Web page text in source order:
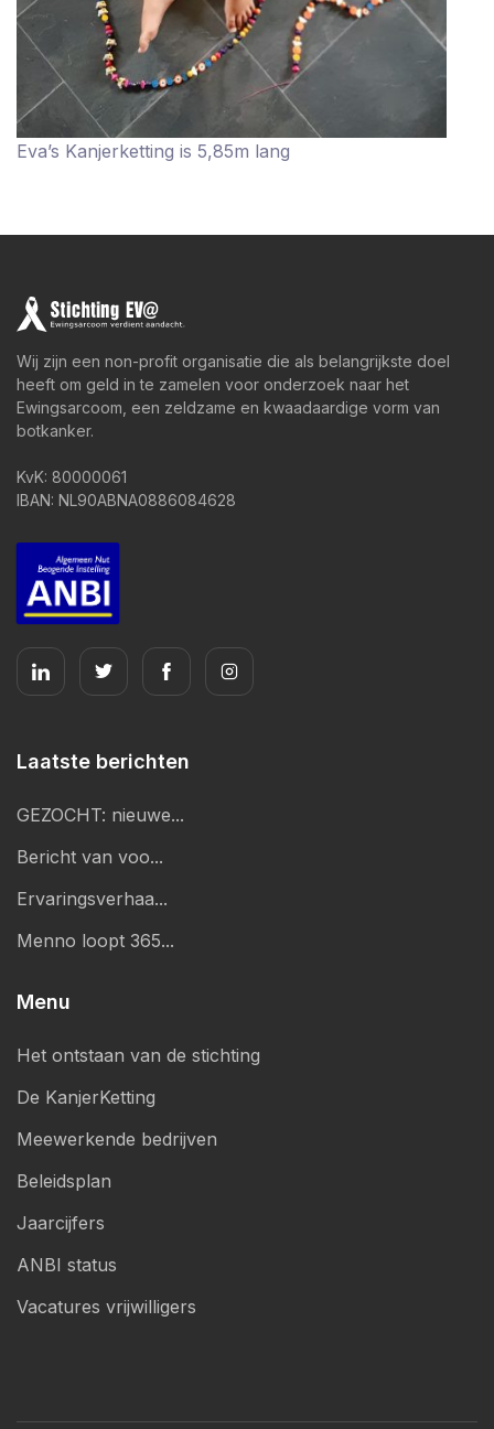
Eva’s Kanjerketting is 5,85m lang
Wij zijn een non-profit organisatie die als belangrijkste doel
heeft om geld in te zamelen voor onderzoek naar het
Ewingsarcoom, een zeldzame en kwaadaardige vorm van
botkanker.
KvK: 80000061
IBAN: NL90ABNA0886084628
Laatste berichten
GEZOCHT: nieuwe...
Bericht van voo...
Ervaringsverhaa...
Menno loopt 365...
Menu
Het ontstaan van de stichting
De KanjerKetting
Meewerkende bedrijven
Beleidsplan
Jaarcijfers
ANBI status
Vacatures vrijwilligers